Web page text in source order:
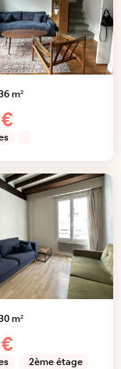
m²
€
m²
€
2ème étage